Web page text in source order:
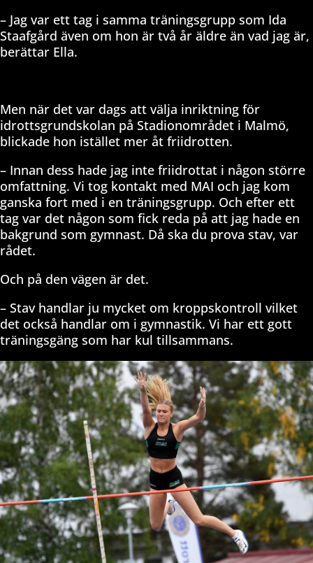
– Jag var ett tag i samma träningsgrupp som Ida
Staafgård även om hon är två år äldre än vad jag är,
berättar Ella.
Men när det var dags att välja inriktning för
idrottsgrundskolan på Stadionområdet i Malmö,
blickade hon istället mer åt friidrotten.
– Innan dess hade jag inte friidrottat i någon större
omfattning. Vi tog kontakt med MAI och jag kom
ganska fort med i en träningsgrupp. Och efter ett
tag var det någon som fick reda på att jag hade en
bakgrund som gymnast. Då ska du prova stav, var
rådet.
Och på den vägen är det.
– Stav handlar ju mycket om kroppskontroll vilket
det också handlar om i gymnastik. Vi har ett gott
träningsgäng som har kul tillsammans.